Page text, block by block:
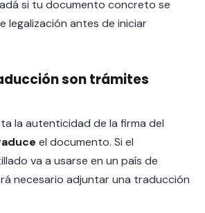
si tu documento concreto se
legalización antes de iniciar
son trámites
la autenticidad de la firma del
el documento. Si el
va a usarse en un país de
necesario adjuntar una traducción